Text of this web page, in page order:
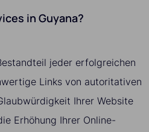
in Guyana?
jeder erfolgreichen
Links von autoritativen
Ihrer Website
Erhöhung Ihrer Online-